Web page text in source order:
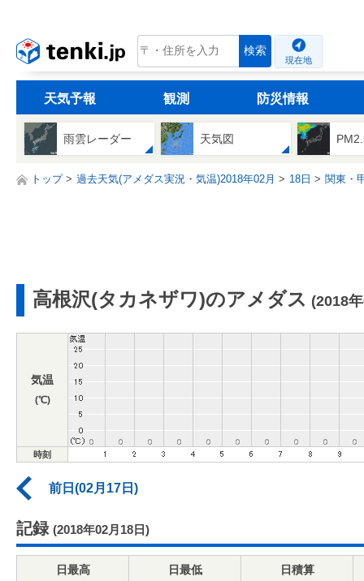
tenki.jp 検索
現在地
天気予報 観測 防災情報
雨雲レーダー 天気図
トップ 過去天気(アメダス実況・気温)2018年02月 18日 関東・
高根沢(タカネザワ)のアメダス (2018
気温
(℃)
時刻
前日(02月17日)
記録 (2018年02月18日)
日最高
日最低
日積算